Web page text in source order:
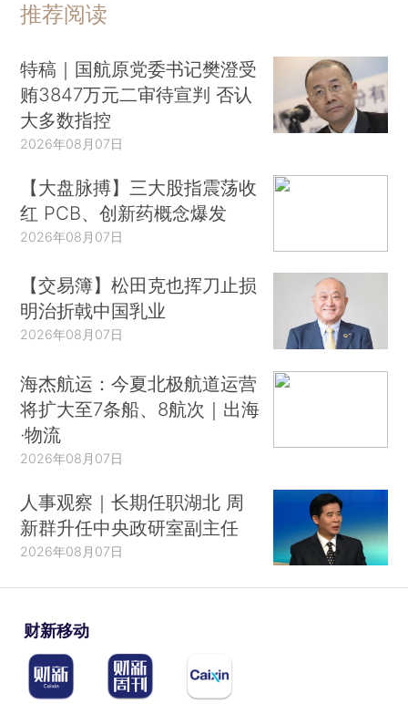
推荐阅读
特稿｜国航原党委书记樊澄受
贿3847万元二审待宣判 否认
大多数指控
2026年08月07日
【大盘脉搏】三大股指震荡收
红 PCB、创新药概念爆发
2026年08月07日
【交易簿】松田克也挥刀止损
明治折戟中国乳业
2026年08月07日
海杰航运：今夏北极航道运营
将扩大至7条船、8航次｜出海
·物流
2026年08月07日
人事观察｜长期任职湖北 周
新群升任中央政研室副主任
2026年08月07日
财新移动